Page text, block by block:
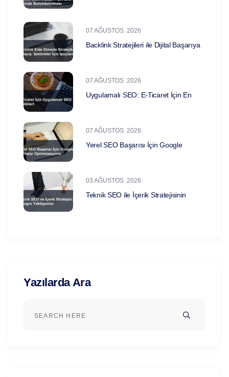
07 AĞUSTOS. 2026
Backlink Stratejileri ile Dijital Başarıya
07 AĞUSTOS. 2026
Uygulamalı SEO: E-Ticaret İçin En
07 AĞUSTOS. 2026
Yerel SEO Başarısı İçin Google
03 AĞUSTOS. 2026
Teknik SEO ile İçerik Stratejisinin
Yazılarda Ara